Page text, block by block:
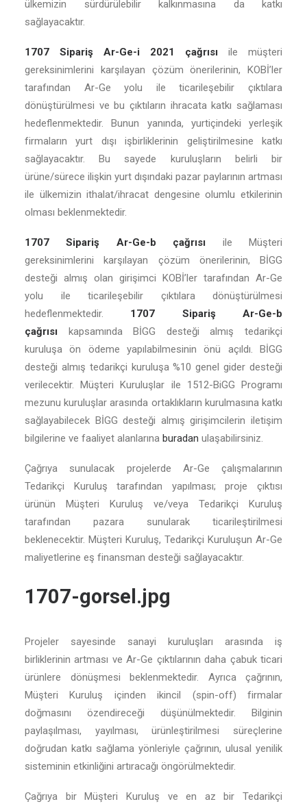
ülkemizin sürdürülebilir kalkınmasına da katkı
sağlayacaktır.
1707 Sipariş Ar-Ge-i 2021 çağrısı ile müşteri
gereksinimlerini karşılayan çözüm önerilerinin, KOBİ’ler
tarafından Ar-Ge yolu ile ticarileşebilir çıktılara
dönüştürülmesi ve bu çıktıların ihracata katkı sağlaması
hedeflenmektedir. Bunun yanında, yurtiçindeki yerleşik
firmaların yurt dışı işbirliklerinin geliştirilmesine katkı
sağlayacaktır. Bu sayede kuruluşların belirli bir
ürüne/sürece ilişkin yurt dışındaki pazar paylarının artması
ile ülkemizin ithalat/ihracat dengesine olumlu etkilerinin
olması beklenmektedir.
1707 Sipariş Ar-Ge-b çağrısı ile Müşteri
gereksinimlerini karşılayan çözüm önerilerinin, BİGG
desteği almış olan girişimci KOBİ’ler tarafından Ar-Ge
yolu ile ticarileşebilir çıktılara dönüştürülmesi
hedeflenmektedir. 1707 Sipariş Ar-Ge-b
çağrısı kapsamında BİGG desteği almış tedarikçi
kuruluşa ön ödeme yapılabilmesinin önü açıldı. BİGG
desteği almış tedarikçi kuruluşa %10 genel gider desteği
verilecektir. Müşteri Kuruluşlar ile 1512-BiGG Programı
mezunu kuruluşlar arasında ortaklıkların kurulmasına katkı
sağlayabilecek BİGG desteği almış girişimcilerin iletişim
bilgilerine ve faaliyet alanlarına buradan ulaşabilirsiniz.
Çağrıya sunulacak projelerde Ar-Ge çalışmalarının
Tedarikçi Kuruluş tarafından yapılması; proje çıktısı
ürünün Müşteri Kuruluş ve/veya Tedarikçi Kuruluş
tarafından pazara sunularak ticarileştirilmesi
beklenecektir. Müşteri Kuruluş, Tedarikçi Kuruluşun Ar-Ge
maliyetlerine eş finansman desteği sağlayacaktır.
1707-gorsel.jpg
Projeler sayesinde sanayi kuruluşları arasında iş
birliklerinin artması ve Ar-Ge çıktılarının daha çabuk ticari
ürünlere dönüşmesi beklenmektedir. Ayrıca çağrının,
Müşteri Kuruluş içinden ikincil (spin-off) firmalar
doğmasını özendireceği düşünülmektedir. Bilginin
paylaşılması, yayılması, ürünleştirilmesi süreçlerine
doğrudan katkı sağlama yönleriyle çağrının, ulusal yenilik
sisteminin etkinliğini artıracağı öngörülmektedir.
Çağrıya bir Müşteri Kuruluş ve en az bir Tedarikçi